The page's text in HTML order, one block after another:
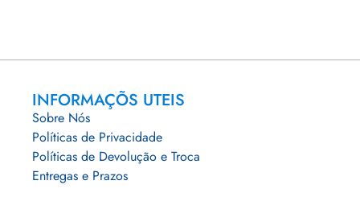
INFORMAÇÕS UTEIS
Sobre Nós
Políticas de Privacidade
Políticas de Devolução e Troca
Entregas e Prazos